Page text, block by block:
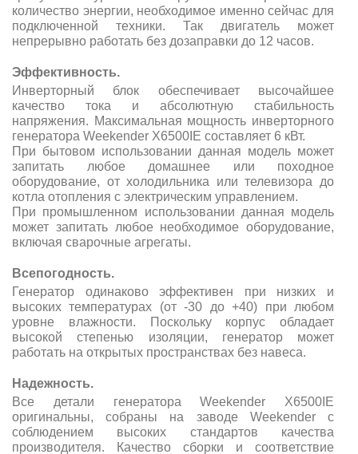
количество энергии, необходимое именно сейчас для
подключенной техники. Так двигатель может
непрерывно работать без дозаправки до 12 часов.
Эффективность.
Инверторный блок обеспечивает высочайшее
качество тока и абсолютную стабильность
напряжения. Максимальная мощность инверторного
генератора Weekender X6500IE составляет 6 кВт.
При бытовом использовании данная модель может
запитать любое домашнее или походное
оборудование, от холодильника или телевизора до
котла отопления с электрическим управлением.
При промышленном использовании данная модель
может запитать любое необходимое оборудование,
включая сварочные агрегаты.
Всепогодность.
Генератор одинаково эффективен при низких и
высоких температурах (от -30 до +40) при любом
уровне влажности. Поскольку корпус обладает
высокой степенью изоляции, генератор может
работать на открытых пространствах без навеса.
Надежность.
Все детали генератора Weekender X6500IE
оригинальны, собраны на заводе Weekender с
соблюдением высоких стандартов качества
производителя. Качество сборки и соответствие